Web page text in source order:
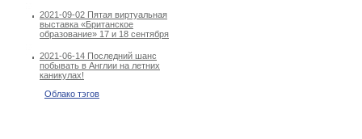
2021-09-02 Пятая виртуальная
выставка «Британское
образование» 17 и 18 сентября
2021-06-14 Последний шанс
побывать в Англии на летних
каникулах!
Облако тэгов